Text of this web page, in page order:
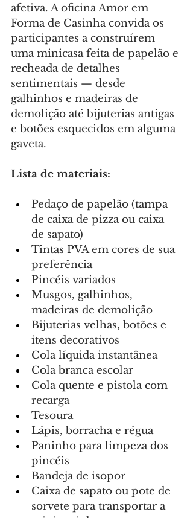
afetiva. A oficina Amor em
Forma de Casinha convida os
participantes a construírem
uma minicasa feita de papelão e
recheada de detalhes
sentimentais — desde
galhinhos e madeiras de
demolição até bijuterias antigas
e botões esquecidos em alguma
gaveta.
Lista de materiais:
Pedaço de papelão (tampa
de caixa de pizza ou caixa
de sapato)
Tintas PVA em cores de sua
preferência
Pincéis variados
Musgos, galhinhos,
madeiras de demolição
Bijuterias velhas, botões e
itens decorativos
Cola líquida instantânea
Cola branca escolar
Cola quente e pistola com
recarga
Tesoura
Lápis, borracha e régua
Paninho para limpeza dos
pincéis
Bandeja de isopor
Caixa de sapato ou pote de
sorvete para transportar a